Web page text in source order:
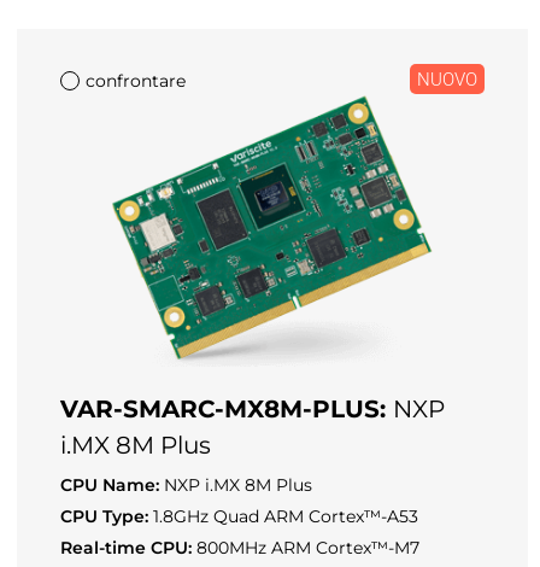
confrontare NUOVO
VAR-SMARC-MX8M-PLUS: NXP
i.MX 8M Plus
CPU Name: NXP i.MX 8M Plus
CPU Type: 1.8GHz Quad ARM Cortex™-A53
Real-time CPU: 800MHz ARM Cortex™-M7